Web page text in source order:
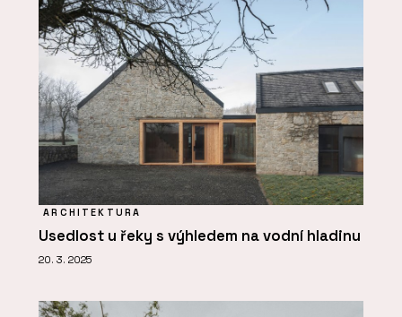
ARCHITEKTURA
Usedlost u řeky s výhledem na vodní hladinu
20. 3. 2025